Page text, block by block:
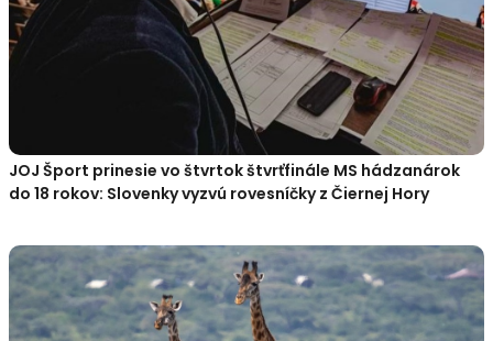
JOJ Šport prinesie vo štvrtok štvrťfinále MS hádzanárok
do 18 rokov: Slovenky vyzvú rovesníčky z Čiernej Hory